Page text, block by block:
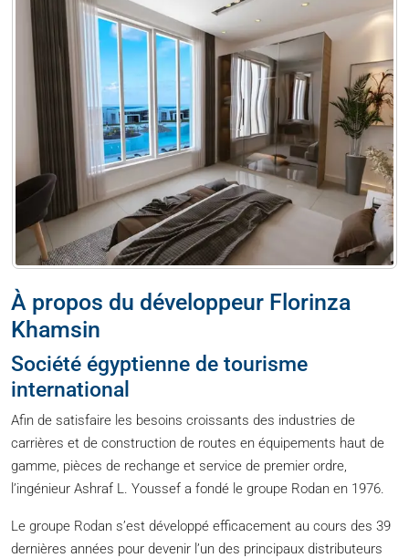
À propos du développeur Florinza
Khamsin
Société égyptienne de tourisme
international
Afin de satisfaire les besoins croissants des industries de
carrières et de construction de routes en équipements haut de
gamme, pièces de rechange et service de premier ordre,
l’ingénieur Ashraf L. Youssef a fondé le groupe Rodan en 1976.
Le groupe Rodan s’est développé efficacement au cours des 39
dernières années pour devenir l’un des principaux distributeurs